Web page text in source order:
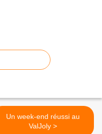
Un week-end réussi au
ValJoly >